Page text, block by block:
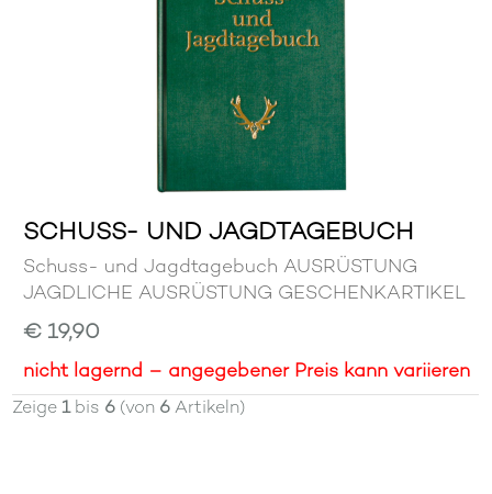
SCHUSS- UND JAGDTAGEBUCH
Schuss- und Jagdtagebuch AUSRÜSTUNG
JAGDLICHE AUSRÜSTUNG GESCHENKARTIKEL
€ 19,90
nicht lagernd – angegebener Preis kann variieren
Zeige1bis 6 (von 6Artikeln)